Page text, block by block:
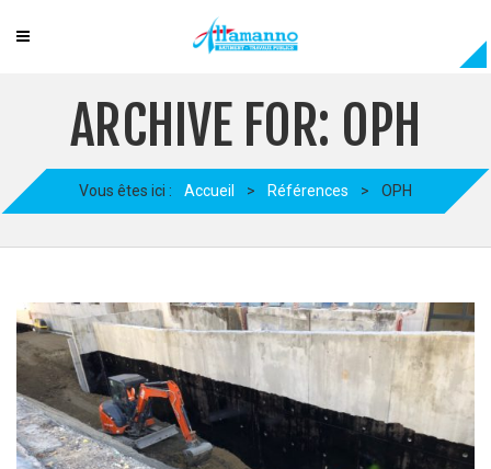
ARCHIVE FOR: OPH
Vous êtes ici : Accueil > Références > OPH